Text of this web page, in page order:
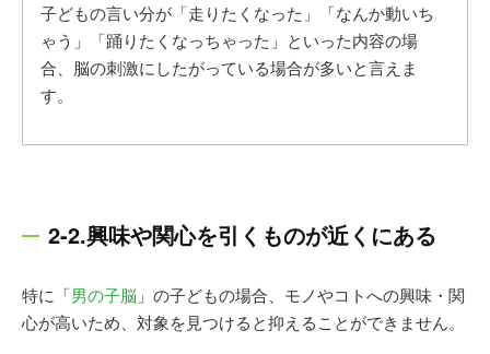
子どもの言い分が「走りたくなった」「なんか動いち
ゃう」「踊りたくなっちゃった」といった内容の場
合、脳の刺激にしたがっている場合が多いと言えま
す。
2-2.興味や関心を引くものが近くにある
特に「男の子脳 」の子どもの場合、モノやコトへの興味・関
心が高いため、対象を見つけると抑えることができません。